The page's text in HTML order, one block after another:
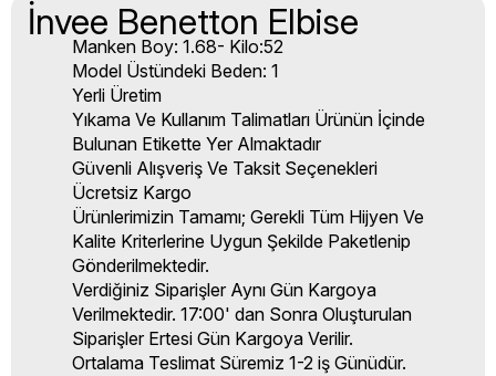
İnvee Benetton Elbise
Manken Boy: 1.68- Kilo:52
Model Üstündeki Beden: 1
Yerli Üretim
Yıkama Ve Kullanım Talimatları Ürünün İçinde
Bulunan Etikette Yer Almaktadır
Güvenli Alışveriş Ve Taksit Seçenekleri
Ücretsiz Kargo
Ürünlerimizin Tamamı; Gerekli Tüm Hijyen Ve
Kalite Kriterlerine Uygun Şekilde Paketlenip
Gönderilmektedir.
Verdiğiniz Siparişler Aynı Gün Kargoya
Verilmektedir. 17:00' dan Sonra Oluşturulan
Siparişler Ertesi Gün Kargoya Verilir.
Ortalama Teslimat Süremiz 1-2 iş Günüdür.